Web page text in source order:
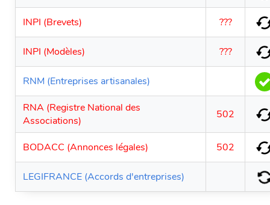
INPI (Brevets) ???
INPI (Modèles) ???
RNM (Entreprises artisanales)
RNA (Registre National des
Associations)
502
BODACC (Annonces légales) 502
LEGIFRANCE (Accords d'entreprises)